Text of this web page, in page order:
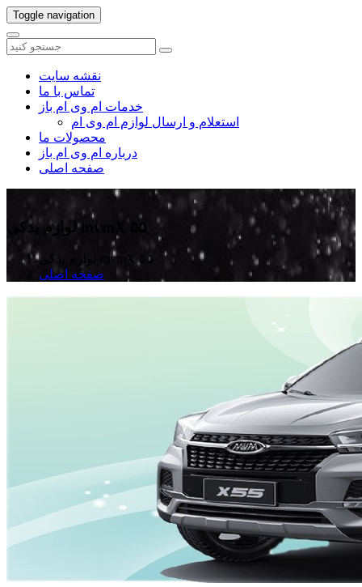
Toggle navigation
نقشه سایت
تماس با ما
خدمات ام وی ام باز
استعلام و ارسال لوازم ام وی ام
محصولات ما
درباره ام وی ام باز
صفحه اصلی
لوازم یدکی mvmX ۵۵
لوازم یدکی mvmX ۵۵
صفحه اصلی